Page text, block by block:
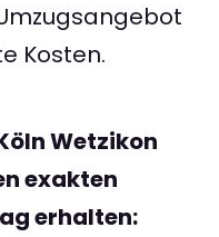
Kosten.
Wetzikon
exakten
erhalten: